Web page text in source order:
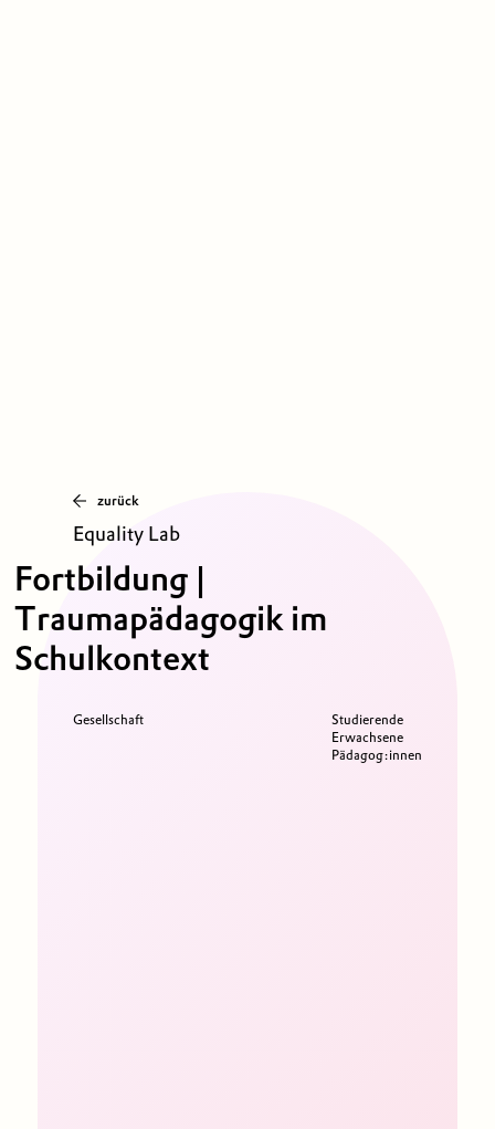
zurück
Equality Lab
Fortbildung |
Traumapädagogik im
Schulkontext
Gesellschaft
Studierende
Erwachsene
Pädagog:innen